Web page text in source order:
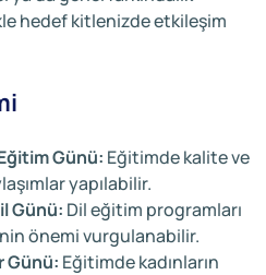
hedef kitlenizde etkileşim
Günü: Eğitimde kalite ve
yapılabilir.
Günü: Dil eğitim programları
önemi vurgulanabilir.
Günü: Eğitimde kadınların